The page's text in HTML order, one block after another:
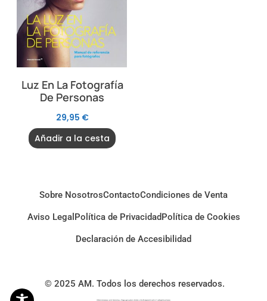
Luz En La Fotografía
De Personas
29,95 €
Añadir a la cesta
Sobre NosotrosContactoCondiciones de Venta
Aviso Legal Política de PrivacidadPolítica de Cookies
Declaración de Accesibilidad
© 2025 AM. Todos los derechos reservados.